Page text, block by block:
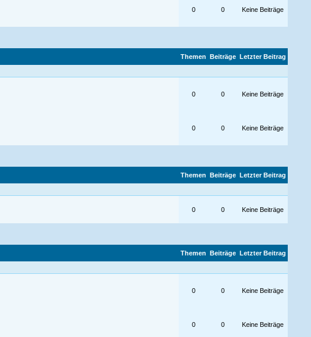
0 0 Keine Beiträge
Themen Beiträge Letzter Beitrag
0 0 Keine Beiträge
0 0 Keine Beiträge
Themen Beiträge Letzter Beitrag
0 0 Keine Beiträge
Themen Beiträge Letzter Beitrag
0 0 Keine Beiträge
0 0 Keine Beiträge